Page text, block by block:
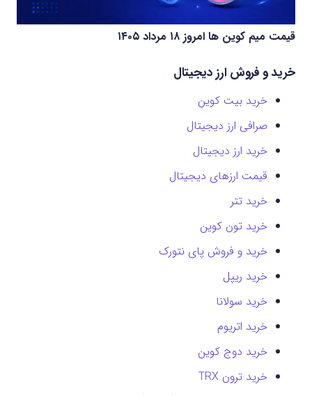
قیمت میم کوین‌ ها امروز ۱۸ مرداد ۱۴۰۵
خرید و فروش ارز دیجیتال
خرید بیت کوین
صرافی ارز دیجیتال
خرید ارز دیجیتال
قیمت ارزهای دیجیتال
خرید تتر
خرید تون کوین
خرید و فروش پای نتورک
خرید ریپل
خرید سولانا
خرید اتریوم
خرید دوج کوین
خرید ترون TRX